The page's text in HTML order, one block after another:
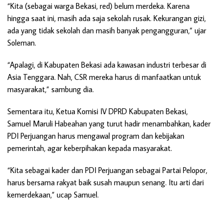
“Kita (sebagai warga Bekasi, red) belum merdeka. Karena
hingga saat ini, masih ada saja sekolah rusak. Kekurangan gizi,
ada yang tidak sekolah dan masih banyak pengangguran,” ujar
Soleman.
“Apalagi, di Kabupaten Bekasi ada kawasan industri terbesar di
Asia Tenggara. Nah, CSR mereka harus di manfaatkan untuk
masyarakat,” sambung dia.
Sementara itu, Ketua Komisi IV DPRD Kabupaten Bekasi,
Samuel Maruli Habeahan yang turut hadir menambahkan, kader
PDI Perjuangan harus mengawal program dan kebijakan
pemerintah, agar keberpihakan kepada masyarakat.
“Kita sebagai kader dan PDI Perjuangan sebagai Partai Pelopor,
harus bersama rakyat baik susah maupun senang. Itu arti dari
kemerdekaan,” ucap Samuel.